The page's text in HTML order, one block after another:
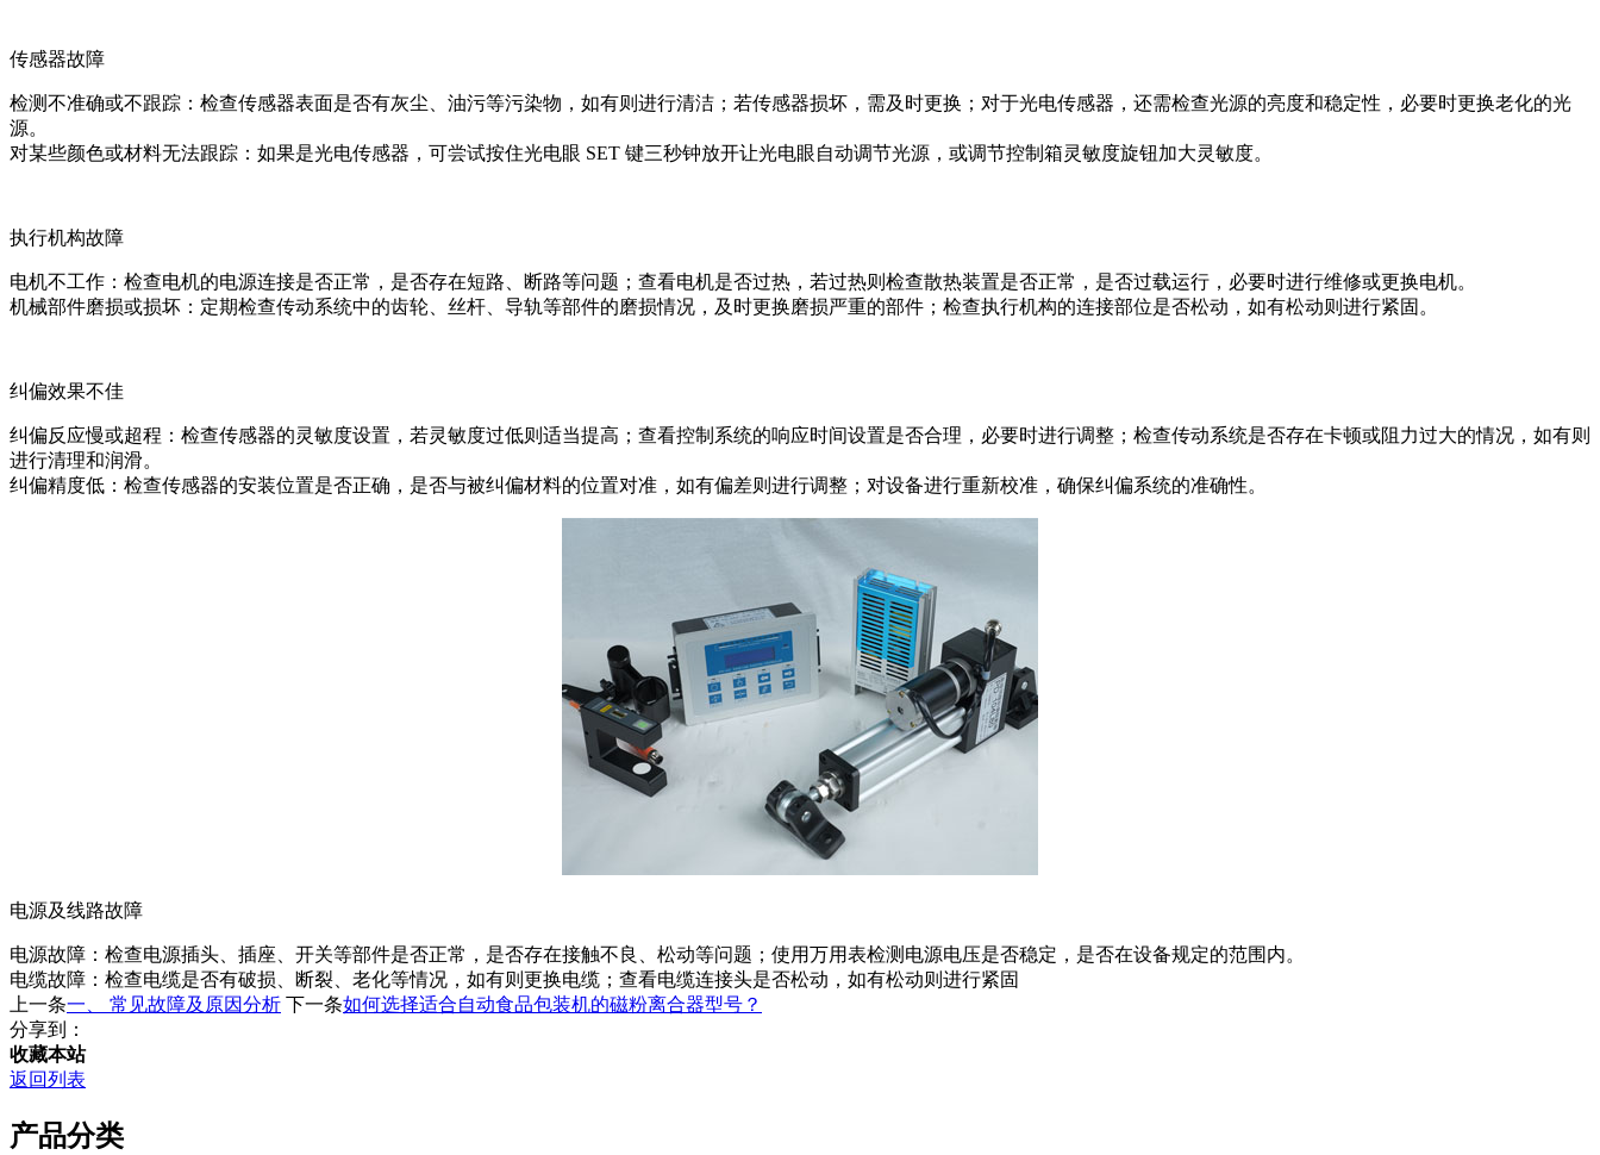
传感器故障
检测不准确或不跟踪：检查传感器表面是否有灰尘、油污等污染物，如有则进行清洁；若传感器损坏，需及时更换；对于光电传感器，还需检查光源的亮度和稳定性，必要时更换老化的光
源。
对某些颜色或材料无法跟踪：如果是光电传感器，可尝试按住光电眼 SET 键三秒钟放开让光电眼自动调节光源，或调节控制箱灵敏度旋钮加大灵敏度。
执行机构故障
电机不工作：检查电机的电源连接是否正常，是否存在短路、断路等问题；查看电机是否过热，若过热则检查散热装置是否正常，是否过载运行，必要时进行维修或更换电机。
机械部件磨损或损坏：定期检查传动系统中的齿轮、丝杆、导轨等部件的磨损情况，及时更换磨损严重的部件；检查执行机构的连接部位是否松动，如有松动则进行紧固。
纠偏效果不佳
纠偏反应慢或超程：检查传感器的灵敏度设置，若灵敏度过低则适当提高；查看控制系统的响应时间设置是否合理，必要时进行调整；检查传动系统是否存在卡顿或阻力过大的情况，如有则
进行清理和润滑。
纠偏精度低：检查传感器的安装位置是否正确，是否与被纠偏材料的位置对准，如有偏差则进行调整；对设备进行重新校准，确保纠偏系统的准确性。
电源及线路故障
电源故障：检查电源插头、插座、开关等部件是否正常，是否存在接触不良、松动等问题；使用万用表检测电源电压是否稳定，是否在设备规定的范围内。
电缆故障：检查电缆是否有破损、断裂、老化等情况，如有则更换电缆；查看电缆连接头是否松动，如有松动则进行紧固
上一条一、 常见故障及原因分析 下一条如何选择适合自动食品包装机的磁粉离合器型号？
分享到：
收藏本站
返回列表
产品分类